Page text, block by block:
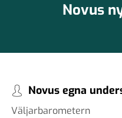
Novus
Novus egna
Väljarbarometern